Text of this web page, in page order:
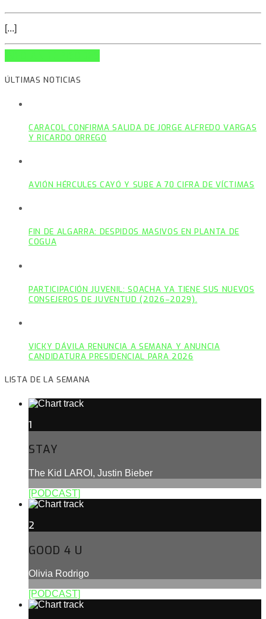
[...]
ÚLTIMAS NOTICIAS
CARACOL CONFIRMA SALIDA DE JORGE ALFREDO VARGAS
Y RICARDO ORREGO
AVIÓN HÉRCULES CAYÓ Y SUBE A 70 CIFRA DE VÍCTIMAS
FIN DE ALGARRA: DESPIDOS MASIVOS EN PLANTA DE
COGUA
PARTICIPACIÓN JUVENIL: SOACHA YA TIENE SUS NUEVOS
CONSEJEROS DE JUVENTUD (2026–2029).
VICKY DÁVILA RENUNCIA A SEMANA Y ANUNCIA
CANDIDATURA PRESIDENCIAL PARA 2026
LISTA DE LA SEMANA
1
STAY
The Kid LAROI, Justin Bieber
[PODCAST]
2
GOOD 4 U
Olivia Rodrigo
[PODCAST]